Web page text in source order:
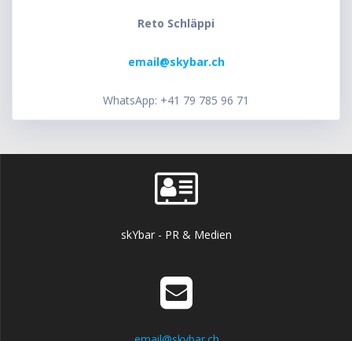
Reto Schläppi
email@skybar.ch
WhatsApp: +41 79 785 96 71
skYbar - PR & Medien